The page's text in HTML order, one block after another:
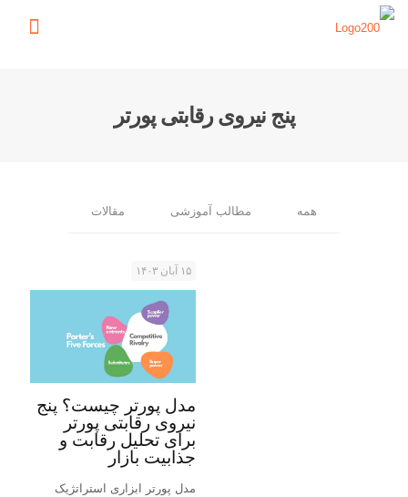
پنج نیروی رقابتی پورتر
همه مطالب آموزشی مقالات
۱۵ آبان ۱۴۰۳
مدل پورتر چیست؟ پنج
نیروی رقابتی پورتر
برای تحلیل رقابت و
جذابیت بازار
مدل پورتر ابزاری استراتژیک